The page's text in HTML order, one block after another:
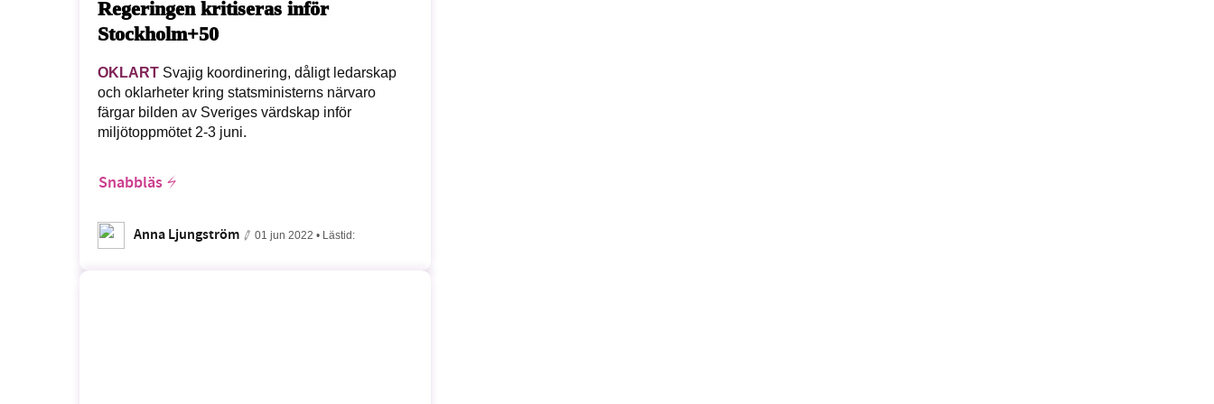
Regeringen kritiseras inför
Stockholm+50
OKLART Svajig koordinering, dåligt ledarskap
och oklarheter kring statsministerns närvaro
färgar bilden av Sveriges värdskap inför
miljötoppmötet 2-3 juni.
Snabbläs
Anna Ljungström 01 jun 2022 • Lästid: